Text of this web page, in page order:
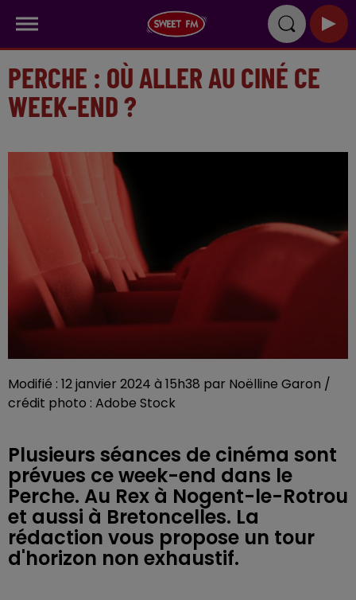
PERCHE : OÙ ALLER AU CINÉ CE
WEEK-END ?
Modifié : 12 janvier 2024 à 15h38 par Noëlline Garon /
crédit photo : Adobe Stock
Plusieurs séances de cinéma sont
prévues ce week-end dans le
Perche. Au Rex à Nogent-le-Rotrou
et aussi à Bretoncelles. La
rédaction vous propose un tour
d'horizon non exhaustif.